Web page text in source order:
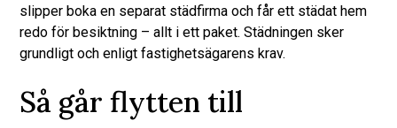
slipper boka en separat städfirma och får ett städat hem
redo för besiktning – allt i ett paket. Städningen sker
grundligt och enligt fastighetsägarens krav.
Så går flytten till